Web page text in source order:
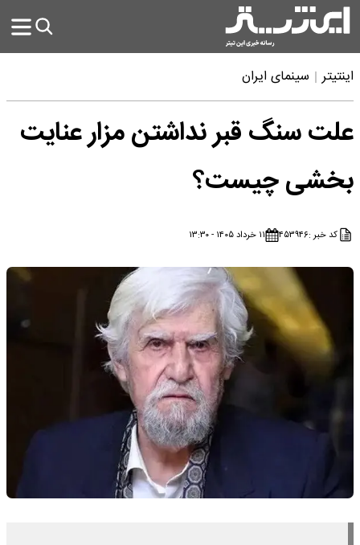
اینتیتر سینمای ایران
علت سنگ قبر نداشتن مزار عنایت
بخشی چیست؟
کد خبر :۴۵۳۹۴۶ ۱۱ خرداد ۱۴۰۵ - ۱۳:۳۰